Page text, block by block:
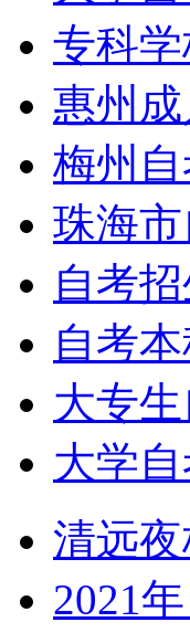
专科
惠州
梅州
珠海
自考
自考
大专
大学
清远
2021